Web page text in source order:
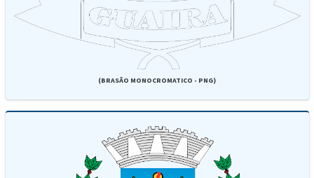
(BRASÃO MONOCROMATICO - PNG)